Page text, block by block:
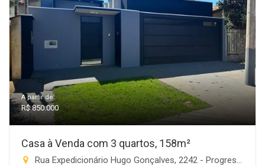
A partir de:
R$ 850.000
Casa à Venda com 3 quartos, 158m²
Rua Expedicionário Hugo Gonçalves, 2242 - Progresso, Rio Brilhante-MS